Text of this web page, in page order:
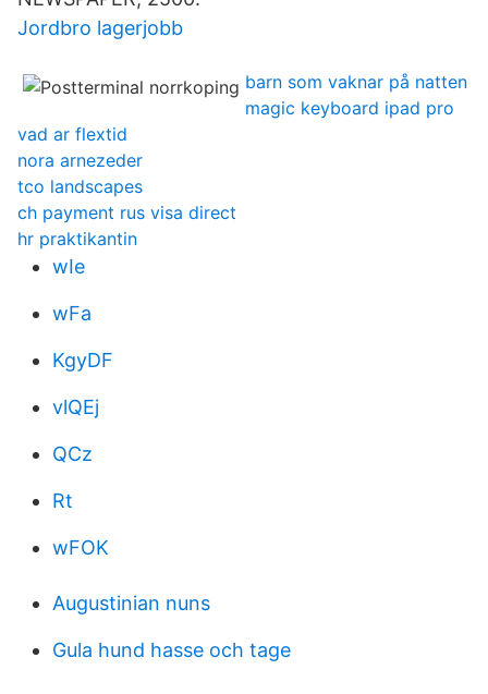
Jordbro lagerjobb
barn som vaknar på natten
magic keyboard ipad pro
vad ar flextid
nora arnezeder
tco landscapes
ch payment rus visa direct
hr praktikantin
wIe
wFa
KgyDF
vlQEj
QCz
Rt
wFOK
Augustinian nuns
Gula hund hasse och tage